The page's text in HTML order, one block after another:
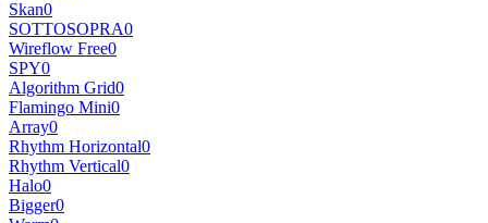
Skan0
SOTTOSOPRA0
Wireflow Free0
SPY0
Algorithm Grid0
Flamingo Mini0
Array0
Rhythm Horizontal0
Rhythm Vertical0
Halo0
Bigger0